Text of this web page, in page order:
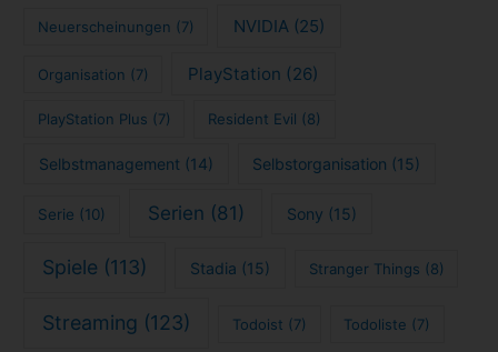
Neuerscheinungen (7) NVIDIA (25)
Organisation (7) PlayStation (26)
PlayStation Plus (7) Resident Evil (8)
Selbstmanagement (14) Selbstorganisation (15)
Serie (10) Serien (81) Sony (15)
Spiele (113) Stadia (15) Stranger Things (8)
Streaming (123) Todoist (7) Todoliste (7)